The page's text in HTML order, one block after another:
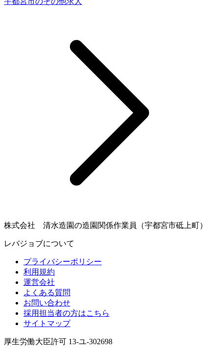
株式会社 清水造園の造園関係作業員（宇都宮市砥上町）
レバジョブについて
プライバシーポリシー
利用規約
運営会社
よくある質問
お問い合わせ
採用担当者の方はこちら
サイトマップ
厚生労働大臣許可 13-ユ-302698